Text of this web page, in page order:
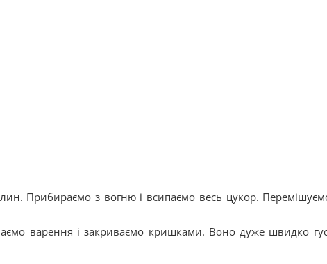
Прибираємо з вогню і всипаємо весь цукор.
варення і закриваємо кришками. Воно дуже швидко